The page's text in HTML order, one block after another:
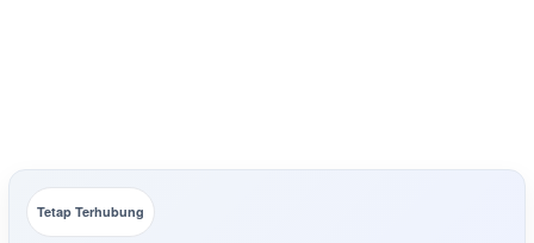
Tetap Terhubung